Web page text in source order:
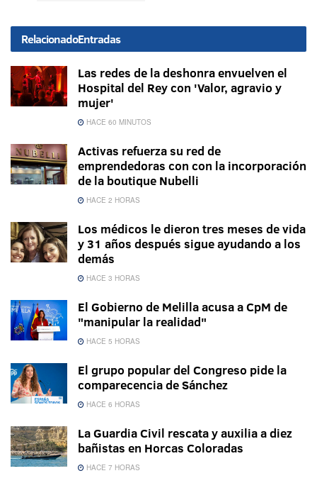
RelacionadoEntradas
Las redes de la deshonra envuelven el
Hospital del Rey con 'Valor, agravio y
mujer'
HACE 60 MINUTOS
Activas refuerza su red de
emprendedoras con con la incorporación
de la boutique Nubelli
HACE 2 HORAS
Los médicos le dieron tres meses de vida
y 31 años después sigue ayudando a los
demás
HACE 3 HORAS
El Gobierno de Melilla acusa a CpM de
"manipular la realidad"
HACE 5 HORAS
El grupo popular del Congreso pide la
comparecencia de Sánchez
HACE 6 HORAS
La Guardia Civil rescata y auxilia a diez
bañistas en Horcas Coloradas
HACE 7 HORAS